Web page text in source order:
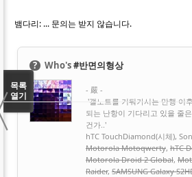
뱀다리: ... 문의는 받지 않습니다.
? Who's#반면의형상
- 嚴 -
'갤노트를 거둬가시는 만행 이
되는 난항이 기다리고 있을 줄
건가..'
hTC TouchDiamond(시체),
Motorola Motoqwerty, hTC
Motorola Droid 2 Global,
Raider, SAMSUNG Galaxy
목록
열기